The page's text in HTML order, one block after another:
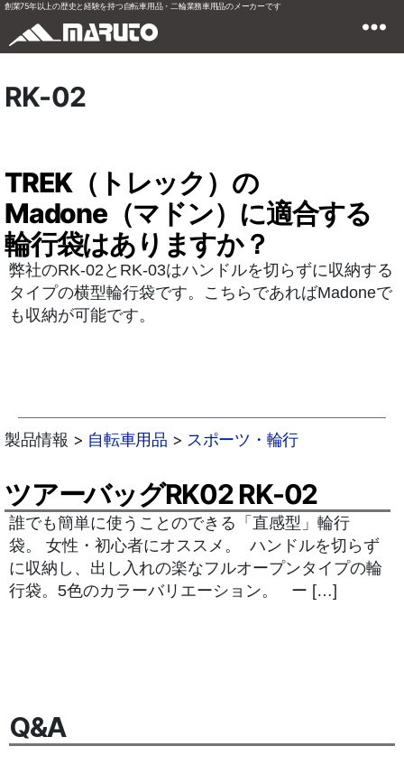
創業75年以上の歴史と経験を持つ自転車用品・二輪業務車用品のメーカーです
RK-02
TREK（トレック）の
Madone（マドン）に適合する
輪行袋はありますか？
弊社のRK-02とRK-03はハンドルを切らずに収納する
タイプの横型輪行袋です。こちらであればMadoneで
も収納が可能です。
製品情報 > 自転車用品 > スポーツ・輪行
ツアーバッグRK02 RK-02
誰でも簡単に使うことのできる「直感型」輪行
袋。 女性・初心者にオススメ。 ハンドルを切らず
に収納し、出し入れの楽なフルオープンタイプの輪
行袋。5色のカラーバリエーション。 ー […]
Q&A